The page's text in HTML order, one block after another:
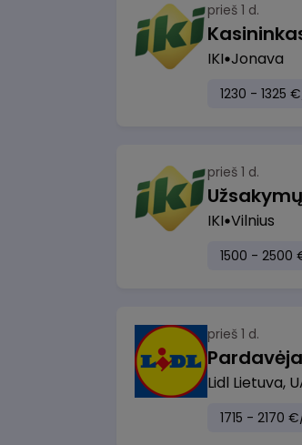
prieš 1 d.
IKI Jonava
1230 - 1325
prieš 1 d.
IKI Vilnius
1500 - 2500
prieš 1 d.
Lidl Lietuva,
1715 - 2170